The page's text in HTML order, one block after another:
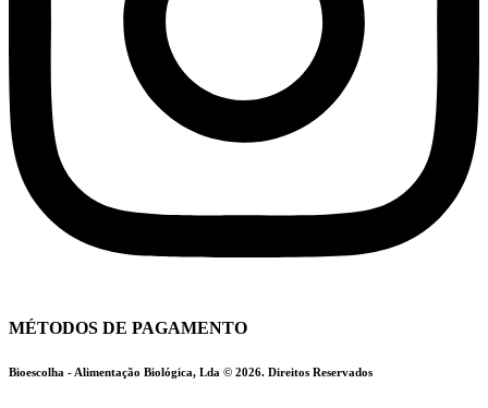
MÉTODOS DE PAGAMENTO
Bioescolha - Alimentação Biológica, Lda © 2026. Direitos Reservados